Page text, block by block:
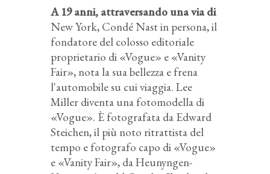
A 19 anni, attraversando una via di
New York, Condé Nast in persona, il
fondatore del colosso editoriale
proprietario di «Vogue» e «Vanity
Fair», nota la sua bellezza e frena
l'automobile su cui viaggia. Lee
Miller diventa una fotomodella di
«Vogue». È fotografata da Edward
Steichen, il più noto ritrattista del
tempo e fotografo capo di «Vogue»
e «Vanity Fair», da Heunyngen-